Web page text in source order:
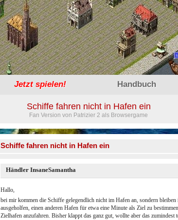
Jetztspielen! Handbuch
Schiffe fahren nicht in Hafen ein
Fan Version von Patrizier 2 als Browsergame
Schiffe fahren nicht in Hafen ein
Händler InsaneSamantha
Hallo,
bei mir kommen die Schiffe gelegendlich nicht im Hafen an, sondern bleiben
ausgeholfen, einen anderen Hafen für etwa eine Minute als Ziel zu
Zielhafen anzufahren. Bisher klappt das ganz gut, wollte aber das zumindest